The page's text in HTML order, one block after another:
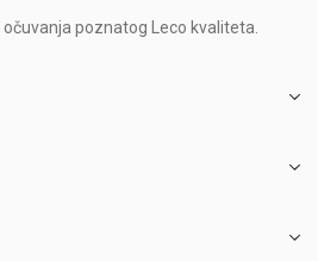
poznatog Leco kvaliteta.